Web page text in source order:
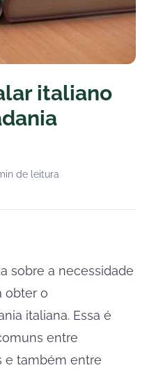
italiano
de leitura
sobre a necessidade
obter o
italiana. Essa é
entre
e também entre